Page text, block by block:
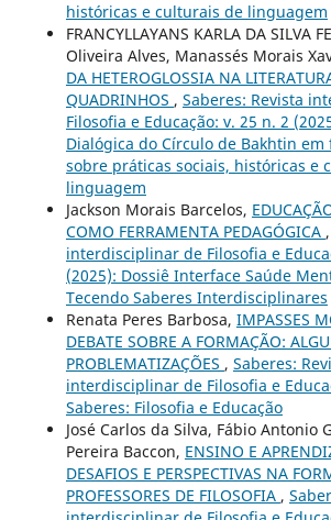
históricas e culturais de linguagem
FRANCYLLAYANS KARLA DA SILVA
Oliveira Alves, Manassés Morais
DA HETEROGLOSSIA NA
QUADRINHOS , Saberes: Revista
Filosofia e Educação: v. 25 n. 2
Dialógica do Círculo de Bakhtin em
sobre práticas sociais, históricas e
linguagem
Jackson Morais Barcelos,
COMO FERRAMENTA PEDAGÓGICA ,
interdisciplinar de Filosofia e
(2025): Dossiê Interface Saúde
Tecendo Saberes Interdisciplinares
Renata Peres Barbosa, IMPASSES
DEBATE SOBRE A FORMAÇÃO:
PROBLEMATIZAÇÕES , Saberes:
interdisciplinar de Filosofia e
Saberes: Filosofia e Educação
José Carlos da Silva, Fábio Antonio
Pereira Baccon, ENSINO E
DESAFIOS E PERSPECTIVAS NA
PROFESSORES DE FILOSOFIA ,